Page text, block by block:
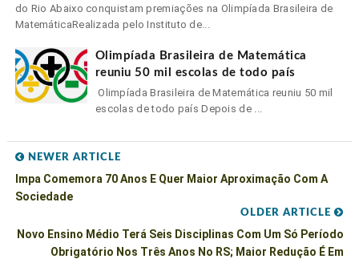
do Rio Abaixo conquistam premiações na Olimpíada Brasileira de
MatemáticaRealizada pelo Instituto de...
Olimpíada Brasileira de Matemática
reuniu 50 mil escolas de todo país
Olimpíada Brasileira de Matemática reuniu 50 mil
escolas de todo país Depois de ...
NEWER ARTICLE
Impa Comemora 70 Anos E Quer Maior Aproximação Com A
Sociedade
OLDER ARTICLE
Novo Ensino Médio Terá Seis Disciplinas Com Um Só Período
Obrigatório Nos Três Anos No RS; Maior Redução É Em